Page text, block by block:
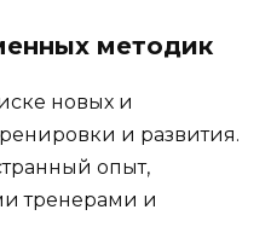
методик
новых и
и развития.
опыт,
тренерами и